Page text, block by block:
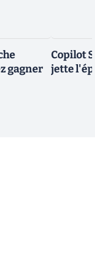
gagner
Copilot
jette